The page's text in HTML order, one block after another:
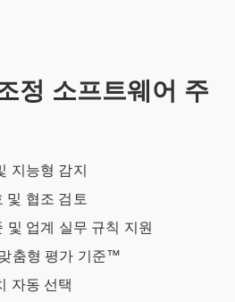
정 소프트웨어 주
지능형 감지
및 협조 검토
및 업계 실무 규칙 지원
춤형 평가 기준™
자동 선택